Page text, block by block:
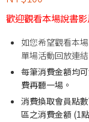
歡迎觀看本場說書
如您希望觀看本
單場活動回放連結
每筆消費金額均
費再聽一場。
消費換取會員點
區之消費金額 (1